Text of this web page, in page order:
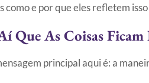
como e por que eles refletem
Que As Coisas Ficam
principal aqui é: a